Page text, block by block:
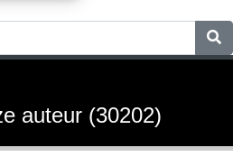
auteur (30202)